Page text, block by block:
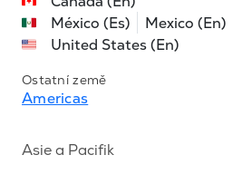
México (Es)
Mexico (En)
United States (En)
Ostatní země
Americas
Asie a Pacifik